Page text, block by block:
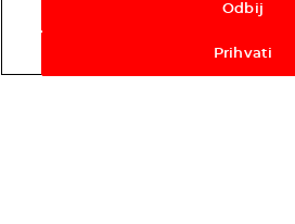
Pravila o
Odbij
Prihvati